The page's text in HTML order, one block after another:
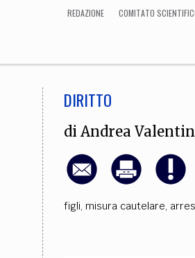
REDAZIONE COMITATO
ECONOMIA
CULTURA
Arte, Cinema, Musica,
DIRITTO
di Andrea
figli, misura cautelare,